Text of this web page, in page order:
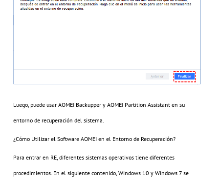
Luego, puede usar AOMEI Backupper y AOMEI Partition Assistant en su
entorno de recuperación del sistema.
¿Cómo Utilizar el Software AOMEI en el Entorno de Recuperación?
Para entrar en RE, diferentes sistemas operativos tiene diferentes
procedimientos. En el siguiente contenido, Windows 10 y Windows 7 se